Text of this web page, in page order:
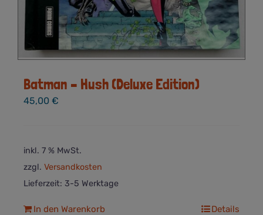
Batman – Hush (Deluxe Edition)
45,00 €
inkl. 7 % MwSt.
zzgl. Versandkosten
Lieferzeit: 3-5 Werktage
In den Warenkorb Details